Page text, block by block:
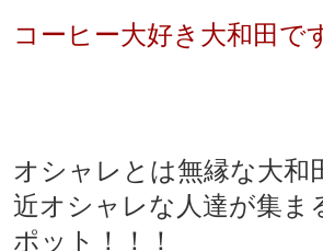
コーヒー大好き大和田で
オシャレとは無縁な大和
近オシャレな人達が集ま
ポット！！！